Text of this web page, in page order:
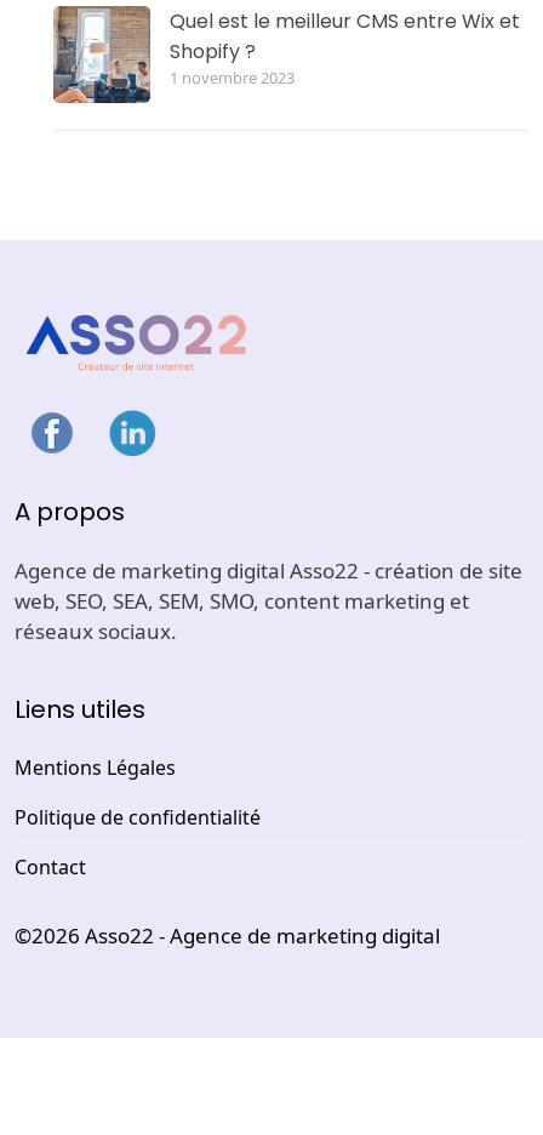
Quel est le meilleur CMS entre Wix et
Shopify ?
1 novembre 2023
A propos
Agence de marketing digital Asso22 - création de site
web, SEO, SEA, SEM, SMO, content marketing et
réseaux sociaux.
Liens utiles
Mentions Légales
Politique de confidentialité
Contact
©2026 Asso22 - Agence de marketing digital